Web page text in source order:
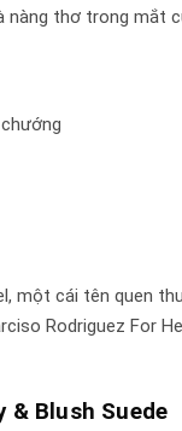
nàng thơ trong mắt
một cái tên quen
Rodriguez For
& Blush Suede